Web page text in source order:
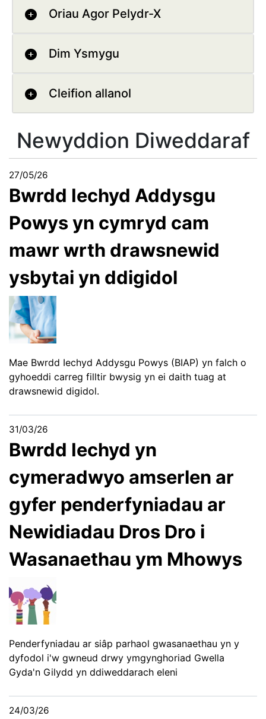
Oriau Agor Pelydr-X
Dim Ysmygu
Cleifion allanol
Newyddion Diweddaraf
27/05/26
Bwrdd Iechyd Addysgu
Powys yn cymryd cam
mawr wrth drawsnewid
ysbytai yn ddigidol
Mae Bwrdd Iechyd Addysgu Powys (BIAP) yn falch o
gyhoeddi carreg filltir bwysig yn ei daith tuag at
drawsnewid digidol.
31/03/26
Bwrdd Iechyd yn
cymeradwyo amserlen ar
gyfer penderfyniadau ar
Newidiadau Dros Dro i
Wasanaethau ym Mhowys
Penderfyniadau ar siâp parhaol gwasanaethau yn y
dyfodol i'w gwneud drwy ymgynghoriad Gwella
Gyda'n Gilydd yn ddiweddarach eleni
24/03/26